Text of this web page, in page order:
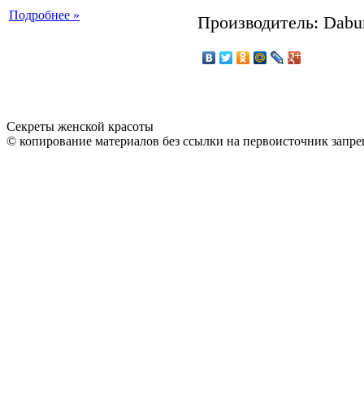
Подробнее »
Производитель:
Секреты женской красоты
© копирование материалов без ссылки на первоисточник